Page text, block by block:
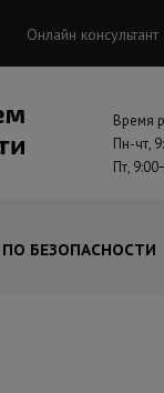
Онлайн консультант
Время
Пн-чт,
Пт,
БЕЗОПАСНОСТИ